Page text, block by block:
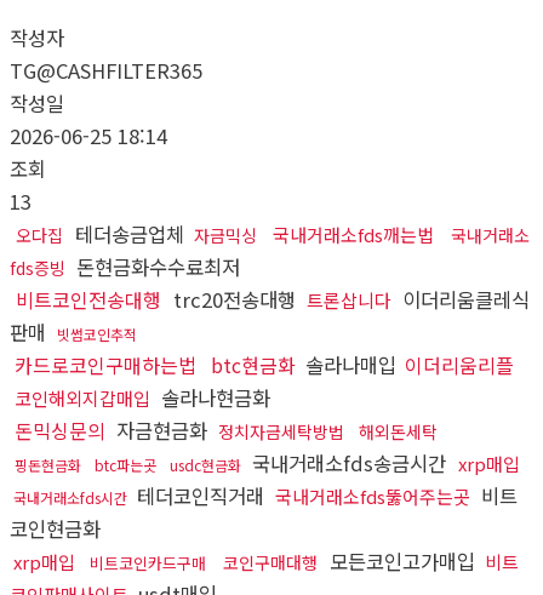
작성자
TG@CASHFILTER365
작성일
2026-06-25 18:14
조회
13
오다집 테더송금업체 자금믹싱 국내거래소fds깨는법
국내거래소
fds증빙 돈현금화수수료최저
비트코인전송대행 trc20전송대행 트론삽니다 이더리움클레식
판매
빗썸코인추적
카드로코인구매하는법 btc현금화 솔라나매입 이더리움리플
코인해외지갑매입 솔라나현금화
돈믹싱문의 자금현금화 정치자금세탁방법 해외돈세탁
핑돈현금화 btc파는곳 usdc현금화 국내거래소fds송금시간 xrp매입
국내거래소fds시간 테더코인직거래 국내거래소fds뚫어주는곳 비트
코인현금화
xrp매입 비트코인카드구매 코인구매대행 모든코인고가매입 비트